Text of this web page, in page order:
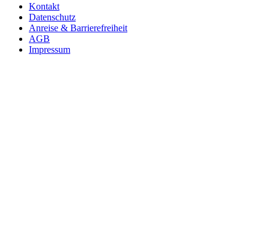
Kontakt
Datenschutz
Anreise & Barrierefreiheit
AGB
Impressum